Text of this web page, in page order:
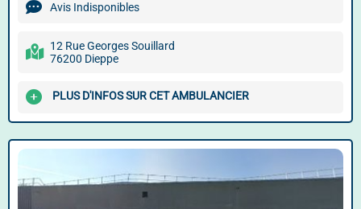
Avis Indisponibles
12 Rue Georges Souillard
76200 Dieppe
PLUS D'INFOS SUR CET AMBULANCIER